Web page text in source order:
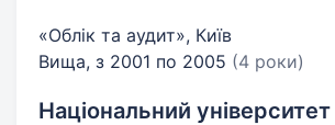
«Облік та аудит», Київ
Вища, з 2001 по 2005 (4 роки)
Національний